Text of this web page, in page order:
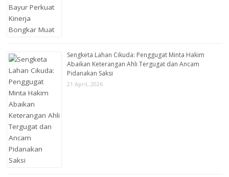
Sengketa Lahan Cikuda: Penggugat Minta Hakim
Abaikan Keterangan Ahli Tergugat dan Ancam
Pidanakan Saksi
21 April, 2026